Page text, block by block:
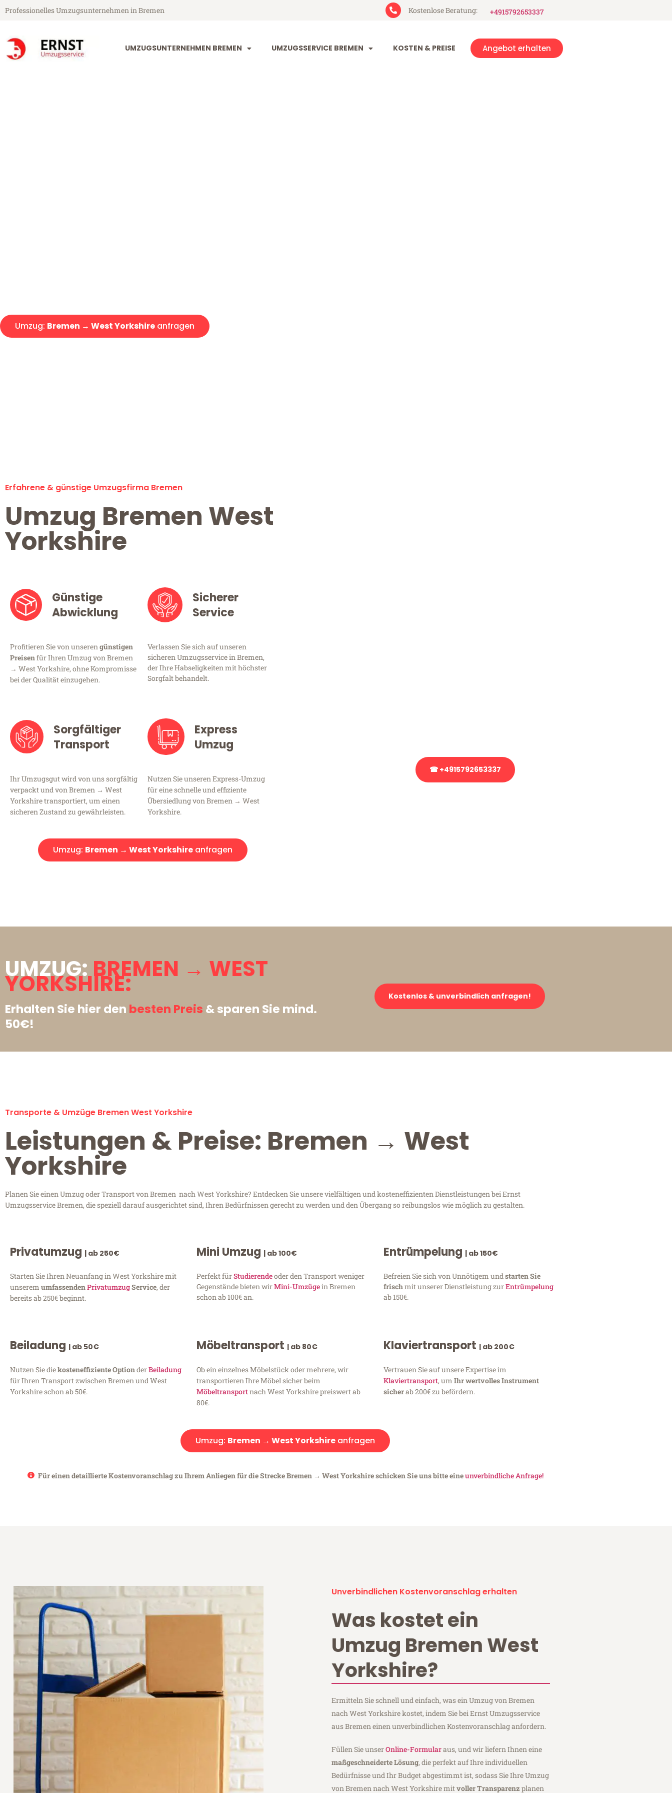
Professionelles Umzugsunternehmen in Bremen Kostenlose Beratung: +4915792653337
UMZUGSUNTERNEHMEN BREMEN UMZUGSSERVICE BREMEN KOSTEN & PREISE Angebot erhalten
Umzug: Bremen → West Yorkshire anfragen
Erfahrene & günstige Umzugsfirma Bremen
Umzug Bremen West
Yorkshire
Günstige
Abwicklung
Profitieren Sie von unserengünstigen
Preisenfür Ihren Umzug von Bremen
→ West Yorkshire, ohne Kompromisse
bei der Qualität einzugehen.
Sicherer
Service
Verlassen Sie sich auf unseren
sicheren Umzugsservice in Bremen,
der Ihre Habseligkeiten mit höchster
Sorgfalt behandelt.
Sorgfältiger
Transport
Ihr Umzugsgut wird von uns sorgfältig
verpackt und von Bremen → West
Yorkshire transportiert, um einen
sicheren Zustand zu gewährleisten.
Express
Umzug
Nutzen Sie unseren Express-Umzug
für eine schnelle und effiziente
Übersiedlung von Bremen → West
Yorkshire.
Umzug: Bremen → West Yorkshireanfragen
☎ +4915792653337
UMZUG:BREMEN → WEST
YORKSHIRE:
Erhalten Sie hier den besten Preis & sparen Sie mind.
50€!
Kostenlos & unverbindlich anfragen!
Transporte & Umzüge Bremen West Yorkshire
Leistungen & Preise: Bremen → West
Yorkshire
Planen Sie einen Umzug oder Transport von Bremen nach West Yorkshire? Entdecken Sie unsere vielfältigen und kosteneffizienten Dienstleistungen bei Ernst
Umzugsservice Bremen, die speziell darauf ausgerichtet sind, Ihren Bedürfnissen gerecht zu werden und den Übergang so reibungslos wie möglich zu gestalten.
Privatumzug | ab 250€
Starten Sie Ihren Neuanfang in West Yorkshire mit
unserem umfassendenPrivatumzugService, der
bereits ab 250€ beginnt.
Mini Umzug | ab 100€
Perfekt fürStudierendeoder den Transport weniger
Gegenstände bieten wirMini-Umzügein Bremen
schon ab 100€ an.
Entrümpelung | ab 150€
Befreien Sie sich von Unnötigem und starten Sie
frischmit unserer Dienstleistung zurEntrümpelung
ab 150€.
Beiladung | ab 50€
Nutzen Sie diekosteneffiziente OptionderBeiladung
für Ihren Transport zwischen Bremen und West
Yorkshire schon ab 50€.
Möbeltransport | ab 80€
Ob ein einzelnes Möbelstück oder mehrere, wir
transportieren Ihre Möbel sicher beim
Möbeltransportnach West Yorkshire preiswert ab
80€.
Klaviertransport | ab 200€
Vertrauen Sie auf unsere Expertise im
Klaviertransport, um Ihr wertvolles Instrument
sicherab 200€ zu befördern.
Umzug: Bremen → West Yorkshireanfragen
Für einen detaillierte Kostenvoranschlag zu Ihrem Anliegen für die Strecke Bremen → West Yorkshire schicken Sie uns bitte eineunverbindliche Anfrage!
Unverbindlichen Kostenvoranschlag erhalten
Was kostet ein
Umzug Bremen West
Yorkshire?
Ermitteln Sie schnell und einfach, was ein Umzug von Bremen
nach West Yorkshire kostet, indem Sie bei Ernst Umzugsservice
aus Bremen einen unverbindlichen Kostenvoranschlag anfordern.
Füllen Sie unserOnline-Formularaus, und wir liefern Ihnen eine
maßgeschneiderte Lösung, die perfekt auf Ihre individuellen
Bedürfnisse und Ihr Budget abgestimmt ist, sodass Sie Ihre Umzug
von Bremen nach West Yorkshire mitvoller Transparenz planen